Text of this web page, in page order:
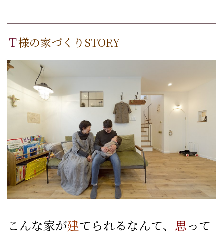
Ｔ様の家づくりSTORY
こんな家が建てられるなんて、 思って